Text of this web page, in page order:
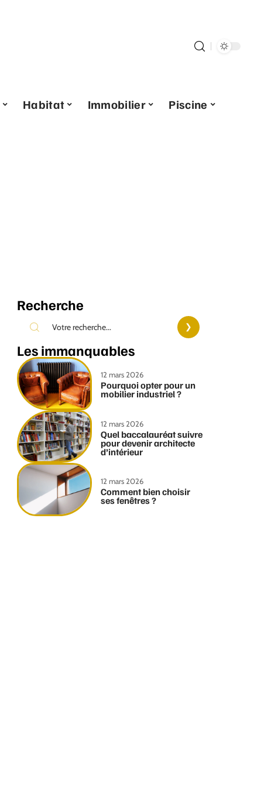
Habitat Immobilier Piscine
Recherche
Les immanquables
12 mars 2026
Pourquoi opter pour un
mobilier industriel ?
12 mars 2026
Quel baccalauréat suivre
pour devenir architecte
d’intérieur
12 mars 2026
Comment bien choisir
ses fenêtres ?